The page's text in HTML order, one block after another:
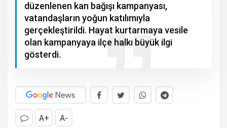
düzenlenen kan bağışı kampanyası,
vatandaşların yoğun katılımıyla
gerçekleştirildi. Hayat kurtarmaya vesile
olan kampanyaya ilçe halkı büyük ilgi
gösterdi.
A+ A-